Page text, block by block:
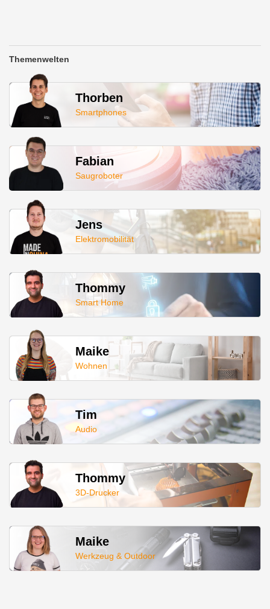
Themenwelten
Thorben
Smartphones
Fabian
Saugroboter
Jens
Elektromobilität
Thommy
Smart Home
Maike
Wohnen
Tim
Audio
Thommy
3D-Drucker
Maike
Werkzeug & Outdoor